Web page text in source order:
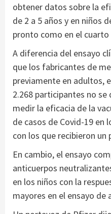
obtener datos sobre la
de 2 a 5 años y en niños
pronto como en el
A diferencia del ensayo
que los fabricantes de
previamente en adultos,
2.268 participantes no
medir la eficacia de la
de casos de Covid-19 en
con los que recibieron un
En cambio, el ensayo
anticuerpos
en los niños con la
mayores en el ensayo de